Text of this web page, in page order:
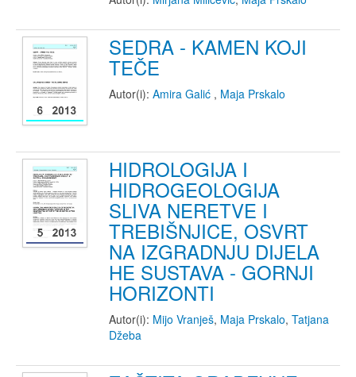
SEDRA - KAMEN KOJI
TEČE
Autor(i): Amira Galić , Maja Prskalo
HIDROLOGIJA I
HIDROGEOLOGIJA
SLIVA NERETVE I
TREBIŠNJICE, OSVRT
NA IZGRADNJU DIJELA
HE SUSTAVA - GORNJI
HORIZONTI
Autor(i): Mijo Vranješ, Maja Prskalo, Tatjana
Džeba